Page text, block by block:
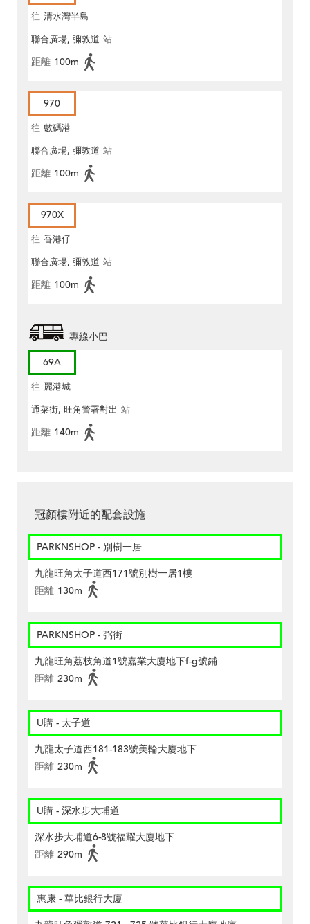
往 清水灣半島
聯合廣場, 彌敦道 站
距離 100m
970
往 數碼港
聯合廣場, 彌敦道 站
距離 100m
970X
往 香港仔
聯合廣場, 彌敦道 站
距離 100m
專線小巴
69A
往 麗港城
通菜街, 旺角警署對出 站
距離 140m
冠顏樓附近的配套設施
PARKNSHOP - 別樹一居
九龍旺角太子道西171號別樹一居1樓
距離 130m
PARKNSHOP - 弼街
九龍旺角荔枝角道1號嘉業大廈地下f-g號鋪
距離 230m
U購 - 太子道
九龍太子道西181-183號美輪大廈地下
距離 230m
U購 - 深水步大埔道
深水步大埔道6-8號福耀大廈地下
距離 290m
惠康 - 華比銀行大廈